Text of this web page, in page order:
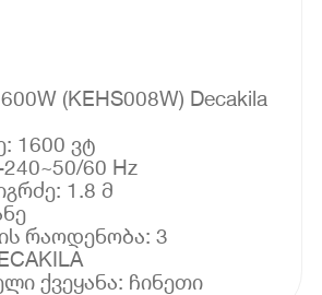
(KEHS008W) Decakila
1600 ვტ
60 Hz
1.8 მ
რაოდენობა: 3
ქვეყანა: ჩინეთი